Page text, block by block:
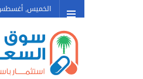
الخميس, أغسطس 6,